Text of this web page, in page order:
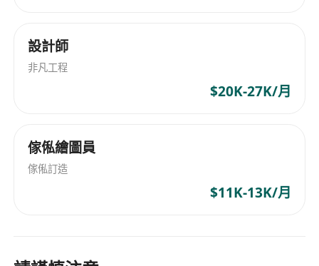
設計師
非凡工程
$20K-27K/月
傢俬繪圖員
傢俬訂造
$11K-13K/月